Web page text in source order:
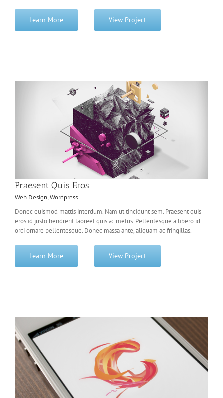
Learn More View Project
Praesent Quis Eros
Web Design,Wordpress
Donec euismod mattis interdum. Nam ut tincidunt sem. Praesent quis
eros id justo hendrerit laoreet quis ac metus. Pellentesque a libero id
orci ornare pellentesque. Donec massa ante, aliquam ac fringillas.
Learn More View Project